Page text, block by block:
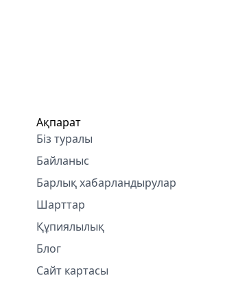
Ақпарат
Біз туралы
Байланыс
Барлық хабарландырулар
Шарттар
Құпиялылық
Блог
Сайт картасы